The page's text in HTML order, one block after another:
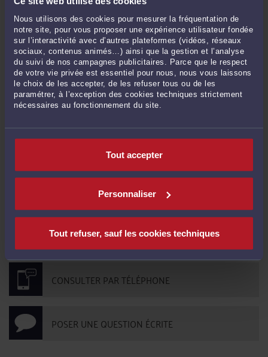
Nous utilisons des cookies pour mesurer la fréquentation de
notre site, pour vous proposer une expérience utilisateur fondée
sur l’interactivité avec d’autres plateformes (vidéos, réseaux
sociaux, contenus animés…) ainsi que la gestion et l’analyse
du suivi de nos campagnes publicitaires. Parce que le respect
de votre vie privée est essentiel pour nous, nous vous laissons
le choix de les accepter, de les refuser tous ou de les
paramétrer, à l’exception des cookies techniques strictement
nécessaires au fonctionnement du site.
Tout accepter
Personnaliser
Tout refuser, sauf les cookies techniques
Commentaires
CONTACTER ME CANINI
PRENDRE RDV EN CABINET
CONSULTER PAR VIDÉO
CONSULTER PAR TÉLÉPHONE
POSER UNE QUESTION ÉCRITE